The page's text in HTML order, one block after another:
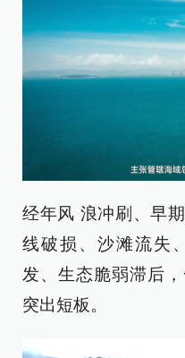
经年风 浪冲刷、早
线破损、沙滩流失
发、生态脆弱滞后
突出短板。